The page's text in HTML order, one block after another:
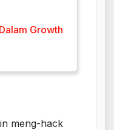
Growth
meng-hack